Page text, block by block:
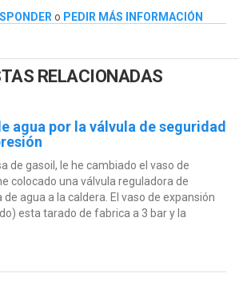
o PEDIR MÁS INFORMACIÓN
RELACIONADAS
agua por la válvula de seguridad
de gasoil, le he cambiado el vaso de
colocado una válvula reguladora de
agua a la caldera. El vaso de expansión
esta tarado de fabrica a 3 bar y la